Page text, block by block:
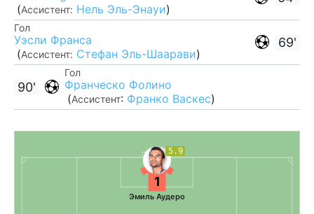
(Ассистент: Нель Эль-Энауи)
69'
Гол
Уэсли Франса
(Ассистент: Стефан Эль-Шаарави)
Гол
Франческо Фолино
(Ассистент: Франко Васкес)
90'
5.9
1
Эмиль Аудеро